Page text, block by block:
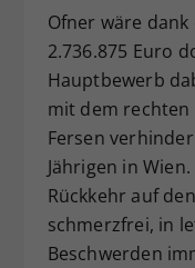
Ofner wäre
2.736.875 Euro
Hauptbewerb
mit dem rechten
Fersen
Jährigen in
Rückkehr auf
schmerzfrei, in
Beschwerden